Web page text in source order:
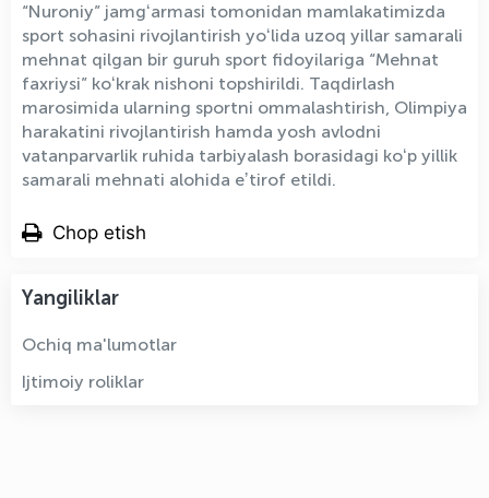
“Nuroniy” jamgʻarmasi tomonidan mamlakatimizda
sport sohasini rivojlantirish yoʻlida uzoq yillar samarali
mehnat qilgan bir guruh sport fidoyilariga “Mehnat
faxriysi” koʻkrak nishoni topshirildi. Taqdirlash
marosimida ularning sportni ommalashtirish, Olimpiya
harakatini rivojlantirish hamda yosh avlodni
vatanparvarlik ruhida tarbiyalash borasidagi koʻp yillik
samarali mehnati alohida eʼtirof etildi.
Chop etish
Yangiliklar
Ochiq ma'lumotlar
Ijtimoiy roliklar